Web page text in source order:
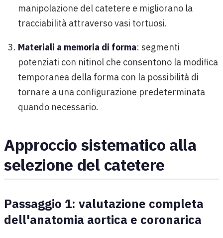
manipolazione del catetere e migliorano la
tracciabilità attraverso vasi tortuosi.
Materiali a memoria di forma: segmenti
potenziati con nitinol che consentono la modifica
temporanea della forma con la possibilità di
tornare a una configurazione predeterminata
quando necessario.
Approccio sistematico alla
selezione del catetere
Passaggio 1: valutazione completa
dell'anatomia aortica e coronarica